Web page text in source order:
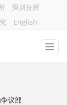
深圳分所
English
议部